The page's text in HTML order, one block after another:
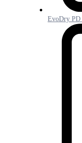
EvoDry PD